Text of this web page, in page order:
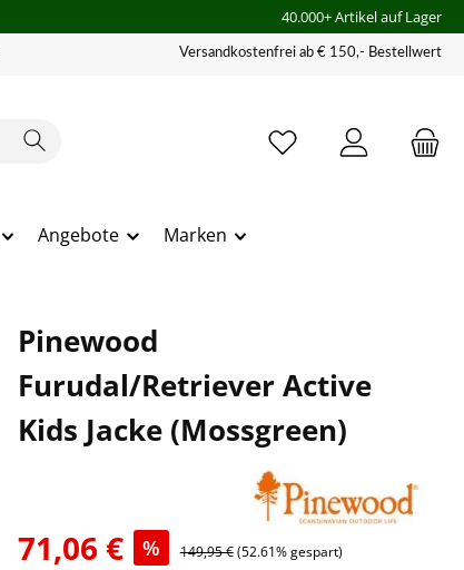
40.000+ Artikel auf Lager
Versandkostenfrei ab € 150,- Bestellwert
Angebote Marken
Pinewood
Furudal/Retriever Active
Kids Jacke (Mossgreen)
71,06 € % 149,95 €(52.61% gespart)